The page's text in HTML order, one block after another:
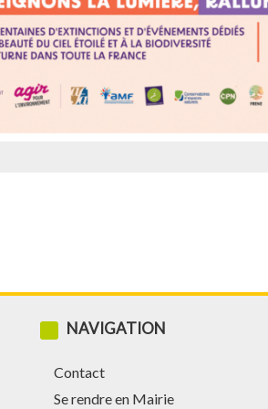
NAVIGATION
Contact
Se rendre en Mairie